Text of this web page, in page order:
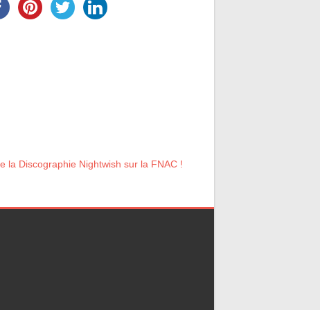
la Discographie Nightwish sur la FNAC !